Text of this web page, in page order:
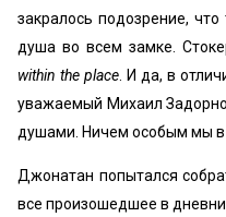
закралось подозрение,
душа во всем замке.
within the place . И да, в
уважаемый Михаил
душами. Ничем особым мы в
Джонатан попытался
все произошедшее в